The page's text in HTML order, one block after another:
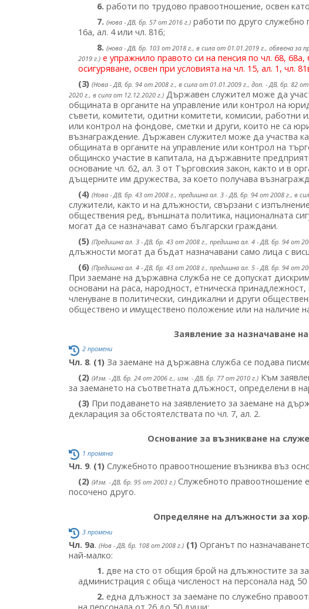
6. работи по трудово правоотношение, освен
7. (нова - ДВ, бр. 57 от 2016 г.) работи по друго служебно
16а, ал. 4 или чл. 81б;
8. (нова - ДВ, бр. 103 от 2018 г., в сила от 01.01.2019 г., обявена
2019 г.) е упражнило правото си на пенсия по чл. 68,
осигуряване, освен при условията на чл. 15, ал. 1, чл.
(3) (Нова - ДВ, бр. 94 от 2008 г., в сила от 01.01.2009 г., доп. - ДВ, бр. 82
2020 г., в сила от 12.12.2020 г.) Държавен служител може да
общината в органите на управление или контрол на
съвети, комитети, одитни комитети, комисии, работни
или контрол на фондове, сметки и други, които не са
възнаграждение. Държавен служител може да участва
общината в органите на управление или контрол на
общинско участие в капитала, на държавните
основание чл. 62, ал. 3 от Търговския закон, както и в
дъщерните им дружества, за което получава
(4) (Нова - ДВ, бр. 43 от 2008 г., предишна ал. 3 - ДВ, бр. 94 от 2008 г., в
служители, както и на длъжности, свързани с
обществения ред, външната политика, националната
могат да се назначават само български граждани.
(5) (Предишна ал. 3 - ДВ, бр. 43 от 2008 г., предишна ал. 4 - ДВ, бр. 94 от
длъжности могат да бъдат назначавани само лица с
(6) (Предишна ал. 4 - ДВ, бр. 43 от 2008 г., предишна ал. 5 - ДВ, бр. 94 от
При заемане на държавна служба не се допускат
основани на раса, народност, етническа
членуване в политически, синдикални и други
обществено и имуществено положение или на наличие
Заявление за назначаване
2 промени
Чл. 8. (1) За заемане на държавна служба се подава
(2) (Изм. - ДВ, бр. 24 от 2006 г., изм. - ДВ, бр. 77 от 2010 г.) Към
за заемането на съответната длъжност, определени в
(3) При подаването на заявлението за заемане на
декларация за обстоятелствата по чл. 7, ал. 2.
Основание за възникване на
1 промяна
Чл. 9. (1) Служебното правоотношение възниква въз
(2) (Изм. - ДВ, бр. 95 от 2003 г.) Служебното правоотношение е
посочено друго.
Определяне на длъжности за
3 промени
Чл. 9а. (Нов - ДВ, бр. 108 от 2008 г.) (1) Органът по
най-малко:
1. две на сто от общия брой на длъжностите за
администрация с обща численост на персонала над
2. една длъжност за заемане по служебно